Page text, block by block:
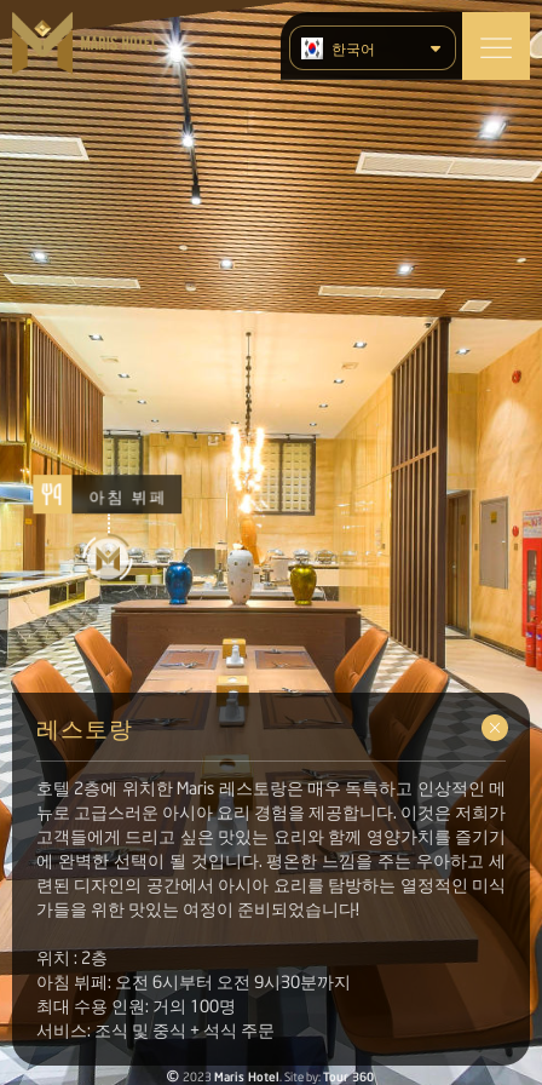
한국어
TIẾNG VIỆT
ENGLISH (UK)
简体中文
РУССКИЙ
레스토랑
호텔 2층에 위치한 Maris 레스토랑은 매우 독특하고 인상적인 메
뉴로 고급스러운 아시아 요리 경험을 제공합니다. 이것은 저희가
고객들에게 드리고 싶은 맛있는 요리와 함께 영양가치를 즐기기
에 완벽한 선택이 될 것입니다. 평온한 느낌을 주는 우아하고 세
련된 디자인의 공간에서 아시아 요리를 탐방하는 열정적인 미식
가들을 위한 맛있는 여정이 준비되었습니다!
위치 : 2층
아침 뷔페: 오전 6시부터 오전 9시30분까지
최대 수용 인원: 거의 100명
서비스: 조식 및 중식 + 석식 주문
2023 Maris Hotel. Site by:Tour 360